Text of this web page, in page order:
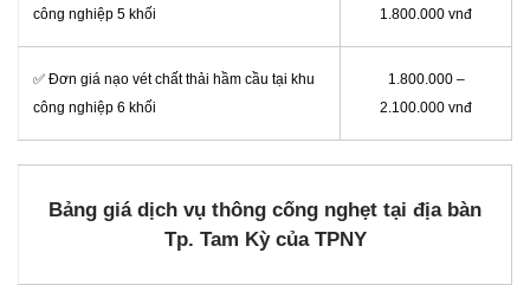
công nghiệp 5 khối
1.800.000 vnđ
✅ Đơn giá nạo vét chất thải hầm cầu tại khu
công nghiệp 6 khối
1.800.000 –
2.100.000 vnđ
Bảng giá dịch vụ thông cống nghẹt tại địa bàn
Tp. Tam Kỳ của TPNY